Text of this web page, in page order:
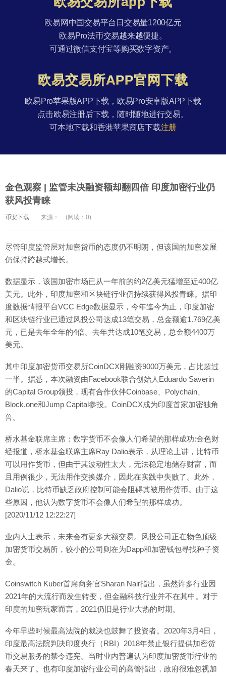
欧易网中国交易平台日交易量1200亿元
欧易Pro法币交易越来越便捷。
可通过微信支付宝等购买数字资产。
欧易交易所APP官网下载
欧易Pro苹果版APP下载，欧易Pro安卓版APP下载
点击欧易注册后下载，随时随地进行交易。
可本地下载和香港苹果商店下载注册
金色观察 | 监管未决融资额却翻四倍 印度加密行业仍
获风投青睐
币安下载 来源： (阅读：0)
尽管印度监管层对加密货币的态度仍不明朗，但该国的加密发展
仍保持跨越式增长。
数据显示，该国加密市场已从一年前的约2亿美元猛增至近400亿
美元。此外，印度加密和区块链行业仍持续获得风投青睐。据印
度数据情报平台VCC Edge数据显示，今年迄今为止，印度加密
和区块链行业已通过风投公司达成13笔交易，总金额逾1.769亿美
元，已是去年全年的4倍。去年共达成10笔交易，总金额4400万
美元。
其中印度加密货币交易所CoinDCX刚融资9000万美元，占比超过
一半。据悉，本次融资由Facebook联合创始人Eduardo Saverin
的Capital Group领投，现有合作伙伴Coinbase、Polychain、
Block.one和Jump Capital参投。CoinDCX成为印度首家加密独角
兽。
桥水基金联席主席：数字货币不会像人们希望的那样成功:金色财
经报道，桥水基金联席主席Ray Dalio表示，从理论上讲，比特币
可以用作货币，但由于其波动性太大，无法稳定地储存财富，而
且用例很少，无法用作交换媒介，因此在实践中失败了。此外，
Dalio说，比特币缺乏政府控制可能会阻碍其被用作货币。由于这
些原因，他认为数字货币不会像人们希望的那样成功。
[2020/11/12 12:22:27]
业内人士表示，未来会有更多大额交易。风投公司正在物色顶级
加密货币交易所，较小的公司则在为Dapp和加密钱包寻找种子资
金。
Coinswitch Kuber首席商务官Sharan Nair指出，虽然许多行业因
2021年的大流行而发生转变，但金融科技行业并不在其中。对于
印度的加密玩家而言，2021仍旧是行业大热的时期。
今年早些时候最高法院的裁决也鼓舞了投资者。2020年3月4日，
印度最高法院判决印度央行（RBI）2018年禁止银行提供加密货
币交易服务的禁令违宪。当时业内普遍认为印度加密货币行业的
春天来了。也有印度加密行业公司的高管指出，政府很难忽视加